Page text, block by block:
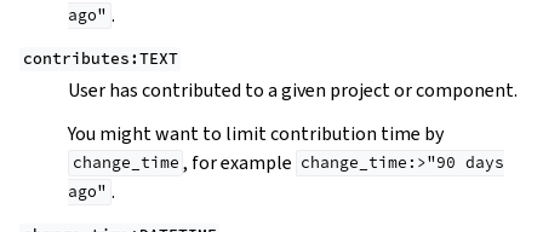
ago" .
contributes:TEXT
User has contributed to a given project or component.
You might want to limit contribution time by
change_time , for example change_time:>"90 days
ago" .